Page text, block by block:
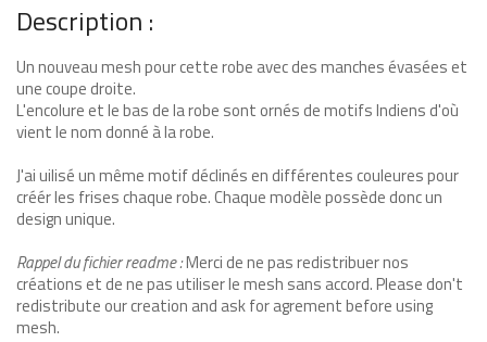
Description :
Un nouveau mesh pour cette robe avec des manches évasées et
une coupe droite.
L'encolure et le bas de la robe sont ornés de motifs Indiens d'où
vient le nom donné à la robe.
J'ai uilisé un même motif déclinés en différentes couleures pour
créér les frises chaque robe. Chaque modèle possède donc un
design unique.
Rappel du fichier readme :Merci de ne pas redistribuer nos
créations et de ne pas utiliser le mesh sans accord. Please don't
redistribute our creation and ask for agrement before using
mesh.